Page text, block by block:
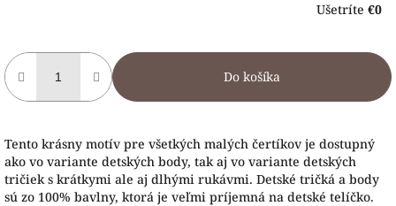
Ušetríte €0
Do košíka
Tento krásny motív pre všetkých malých čertíkov je dostupný
ako vo variante detských body, tak aj vo variante detských
tričiek s krátkymi ale aj dlhými rukávmi. Detské tričká a body
sú zo 100% bavlny, ktorá je veľmi príjemná na detské telíčko.